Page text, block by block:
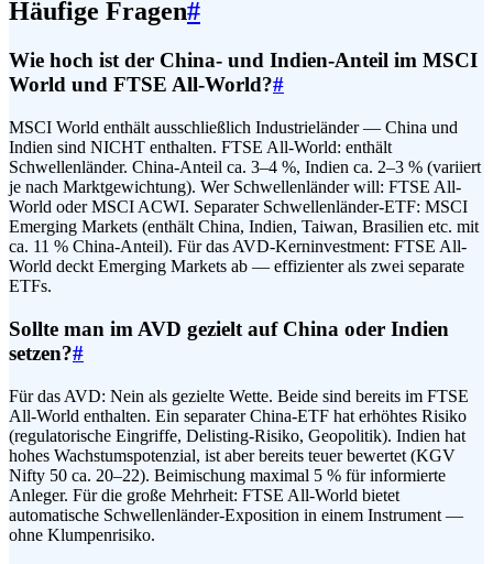
Häufige Fragen#
Wie hoch ist der China- und Indien-Anteil im MSCI
World und FTSE All-World?#
MSCI World enthält ausschließlich Industrieländer — China und
Indien sind NICHT enthalten. FTSE All-World: enthält
Schwellenländer. China-Anteil ca. 3–4 %, Indien ca. 2–3 % (variiert
je nach Marktgewichtung). Wer Schwellenländer will: FTSE All-
World oder MSCI ACWI. Separater Schwellenländer-ETF: MSCI
Emerging Markets (enthält China, Indien, Taiwan, Brasilien etc. mit
ca. 11 % China-Anteil). Für das AVD-Kerninvestment: FTSE All-
World deckt Emerging Markets ab — effizienter als zwei separate
ETFs.
Sollte man im AVD gezielt auf China oder Indien
setzen?#
Für das AVD: Nein als gezielte Wette. Beide sind bereits im FTSE
All-World enthalten. Ein separater China-ETF hat erhöhtes Risiko
(regulatorische Eingriffe, Delisting-Risiko, Geopolitik). Indien hat
hohes Wachstumspotenzial, ist aber bereits teuer bewertet (KGV
Nifty 50 ca. 20–22). Beimischung maximal 5 % für informierte
Anleger. Für die große Mehrheit: FTSE All-World bietet
automatische Schwellenländer-Exposition in einem Instrument —
ohne Klumpenrisiko.